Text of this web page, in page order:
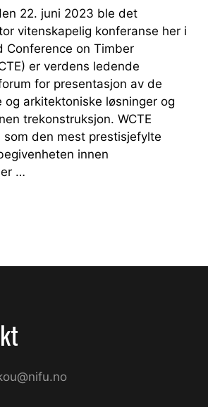
22. juni 2023 ble det
vitenskapelig konferanse her i
Conference on Timber
er verdens ledende
for presentasjon av de
og arkitektoniske løsninger og
trekonstruksjon. WCTE
som den mest prestisjefylte
innen
…